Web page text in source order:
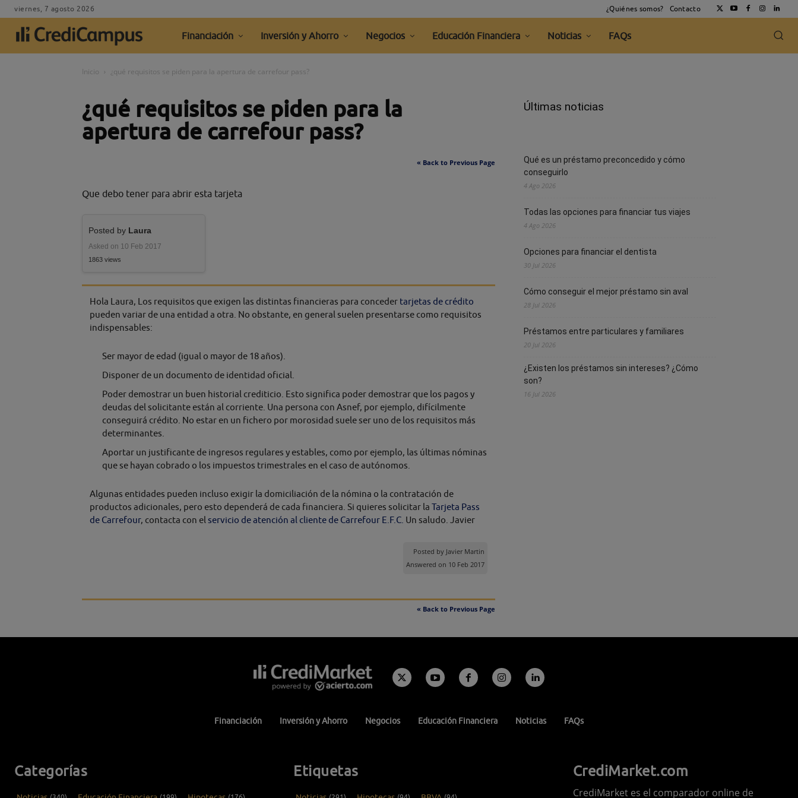
viernes, 7 agosto 2026 ¿Quiénes somos? Contacto
Financiación Inversión y Ahorro Negocios Educación Financiera Noticias FAQs
Inicio ¿qué requisitos se piden para la apertura de carrefour pass?
¿qué requisitos se piden para la
apertura de carrefour pass?
« Back to Previous Page
Que debo tener para abrir esta tarjeta
Posted by Laura
Asked on 10 Feb 2017
1863 views
Hola Laura, Los requisitos que exigen las distintas financieras para conceder tarjetas de crédito
pueden variar de una entidad a otra. No obstante, en general suelen presentarse como requisitos
indispensables:
Ser mayor de edad (igual o mayor de 18 años).
Disponer de un documento de identidad oficial.
Poder demostrar un buen historial crediticio. Esto significa poder demostrar que los pagos y
deudas del solicitante están al corriente. Una persona con Asnef, por ejemplo, difícilmente
conseguirá crédito. No estar en un fichero por morosidad suele ser uno de los requisitos más
determinantes.
Aportar un justificante de ingresos regulares y estables, como por ejemplo, las últimas nóminas
que se hayan cobrado o los impuestos trimestrales en el caso de autónomos.
Algunas entidades pueden incluso exigir la domiciliación de la nómina o la contratación de
productos adicionales, pero esto dependerá de cada financiera. Si quieres solicitar la Tarjeta Pass
de Carrefour, contacta con el servicio de atención al cliente de Carrefour E.F.C. Un saludo. Javier
Posted by Javier Martin
Answered on 10 Feb 2017
« Back to Previous Page
Últimas noticias
Qué es un préstamo preconcedido y cómo
conseguirlo
4 Ago 2026
Todas las opciones para financiar tus viajes
4 Ago 2026
Opciones para financiar el dentista
30 Jul 2026
Cómo conseguir el mejor préstamo sin aval
28 Jul 2026
Préstamos entre particulares y familiares
20 Jul 2026
¿Existen los préstamos sin intereses? ¿Cómo
son?
16 Jul 2026
Financiación Inversión y Ahorro Negocios Educación Financiera Noticias FAQs
Categorías Etiquetas CrediMarket.com
CrediMarket es el comparador online de